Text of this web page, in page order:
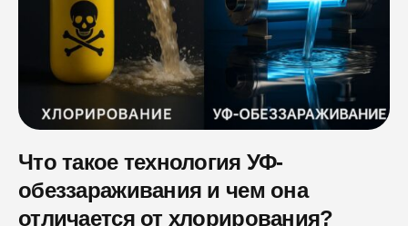
Что такое технология УФ-
обеззараживания и чем она
отличается от хлорирования?